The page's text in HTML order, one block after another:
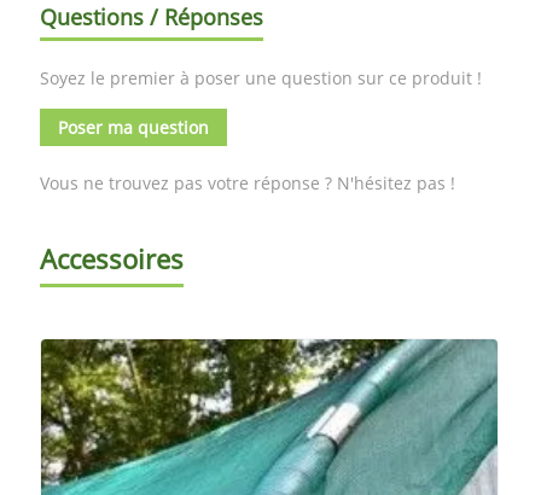
Questions / Réponses
Soyez le premier à poser une question sur ce produit !
Poser ma question
Vous ne trouvez pas votre réponse ? N'hésitez pas !
Accessoires